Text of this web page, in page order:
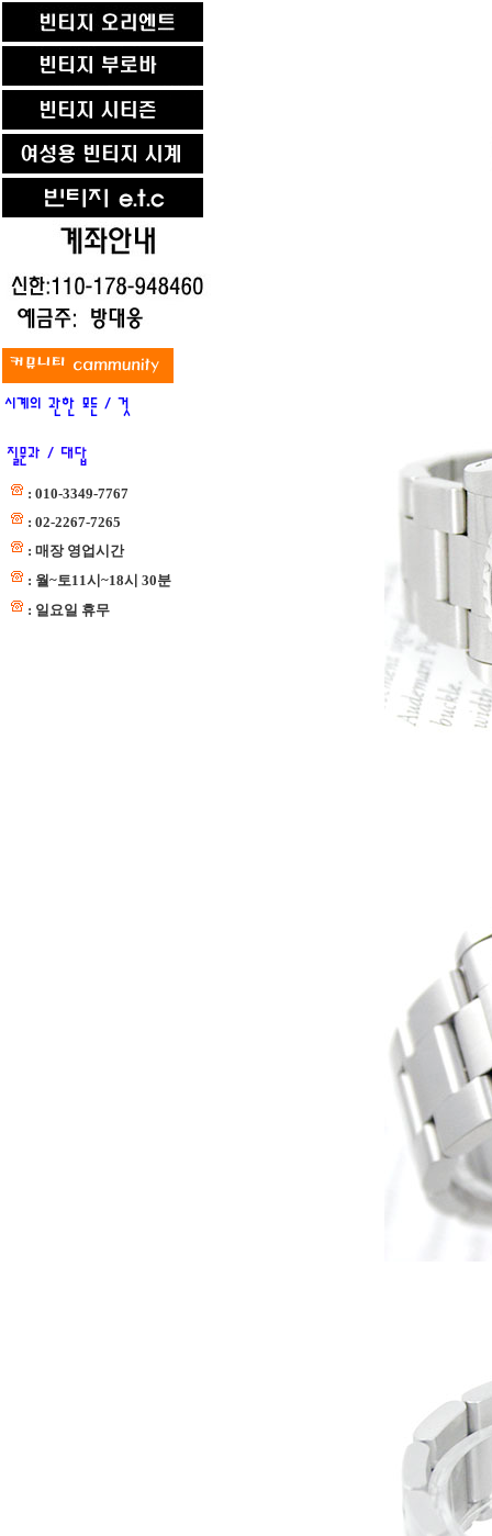
: 010-3349-7767
: 02-2267-7265
: 매장 영업시간
: 월~토11시~18시 30분
: 일요일 휴무